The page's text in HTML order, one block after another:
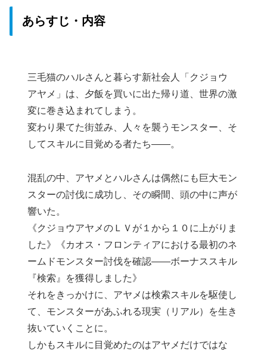
あらすじ・内容
三毛猫のハルさんと暮らす新社会人「クジョウ
アヤメ」は、夕飯を買いに出た帰り道、世界の激
変に巻き込まれてしまう。
変わり果てた街並み、人々を襲うモンスター、そ
してスキルに目覚める者たち――。
混乱の中、アヤメとハルさんは偶然にも巨大モン
スターの討伐に成功し、その瞬間、頭の中に声が
響いた。
《クジョウアヤメのＬＶが１から１０に上がりま
した》《カオス・フロンティアにおける最初のネ
ームドモンスター討伐を確認――ボーナススキル
『検索』を獲得しました》
それをきっかけに、アヤメは検索スキルを駆使し
て、モンスターがあふれる現実（リアル）を生き
抜いていくことに。
しかもスキルに目覚めたのはアヤメだけではな